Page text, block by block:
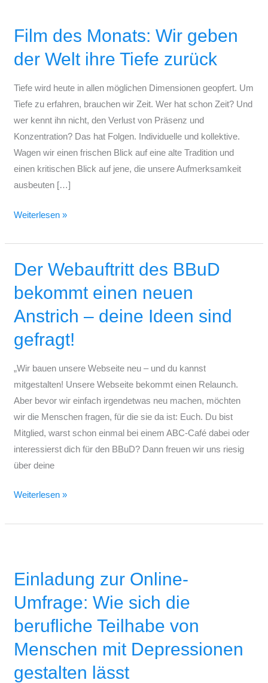
Film des Monats: Wir geben
der Welt ihre Tiefe zurück
Tiefe wird heute in allen möglichen Dimensionen geopfert. Um
Tiefe zu erfahren, brauchen wir Zeit. Wer hat schon Zeit? Und
wer kennt ihn nicht, den Verlust von Präsenz und
Konzentration? Das hat Folgen. Individuelle und kollektive.
Wagen wir einen frischen Blick auf eine alte Tradition und
einen kritischen Blick auf jene, die unsere Aufmerksamkeit
ausbeuten […]
Monats:
Wir
geben
der
Welt
Tiefe
zurück
Weiterlesen »
Der Webauftritt des BBuD
bekommt einen neuen
Anstrich – deine Ideen sind
gefragt!
„Wir bauen unsere Webseite neu – und du kannst
mitgestalten! Unsere Webseite bekommt einen Relaunch.
Aber bevor wir einfach irgendetwas neu machen, möchten
wir die Menschen fragen, für die sie da ist: Euch. Du bist
Mitglied, warst schon einmal bei einem ABC-Café dabei oder
interessierst dich für den BBuD? Dann freuen wir uns riesig
über deine
Der
des
BBuD
einen
Weiterlesen »
Einladung zur Online-
Umfrage: Wie sich die
berufliche Teilhabe von
Menschen mit Depressionen
gestalten lässt
Online-
Umfrage:
Wie
sich
die
berufliche
Teilhabe